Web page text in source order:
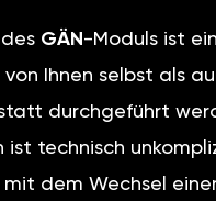
GÄN -Moduls ist
von Ihnen selbst als
durchgeführt
ist technisch
dem Wechsel